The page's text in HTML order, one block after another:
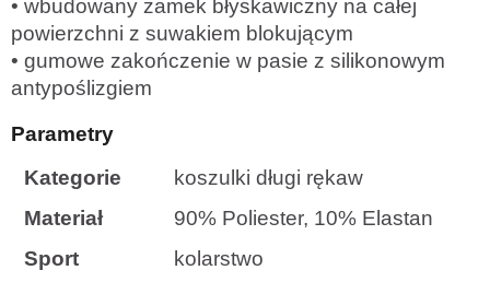
• wbudowany zamek błyskawiczny na całej
powierzchni z suwakiem blokującym
• gumowe zakończenie w pasie z silikonowym
antypoślizgiem
Parametry
Kategorie
koszulki długi rękaw
Materiał
90% Poliester, 10% Elastan
Sport
kolarstwo